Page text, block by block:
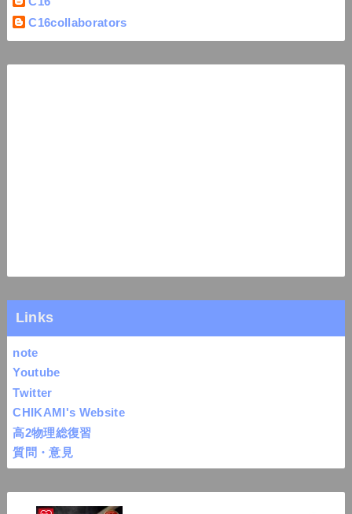
C16collaborators
Links
note
Youtube
Twitter
CHIKAMI's Website
高2物理総復習
質問・意見